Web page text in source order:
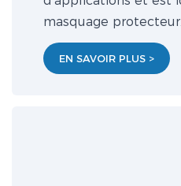
masquage protecteur.
EN SAVOIR PLUS >